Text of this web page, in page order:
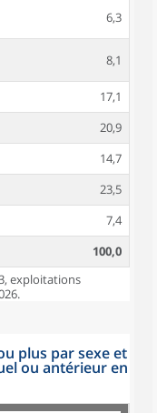
6,3
8,1
17,1
20,9
14,7
23,5
7,4
100,0
exploitations
plus par sexe et
ou antérieur en